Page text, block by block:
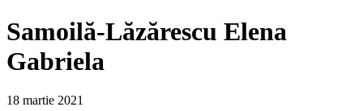
Samoilă-Lăzărescu Elena
Gabriela
18 martie 2021